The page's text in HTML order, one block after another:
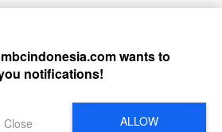
wants to
notifications!
ALLOW
Close